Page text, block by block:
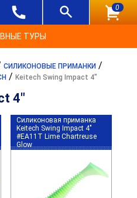
0
ТУРЫ
СИЛИКОНОВЫЕ ПРИМАНКИ /
/ Keitech Swing Impact 4"
4"
Силиконовая приманка
Keitech Swing Impact 4"
#EA11T Lime Chartreuse
Glow